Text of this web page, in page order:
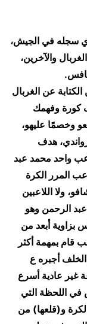
سجله في الجيش،
والآخرين،
عن الغربال
كورة وفهمك
وخصمًا عليهو،
هدف
واحد محمد عبد
المرر الكرة
ولا اللاعبين
الرحمن وهو
أبعد من
قام بمهمة أكثر
أجبره ع
غير عادية أسرع
اللحظة التي
و(قلعها) من